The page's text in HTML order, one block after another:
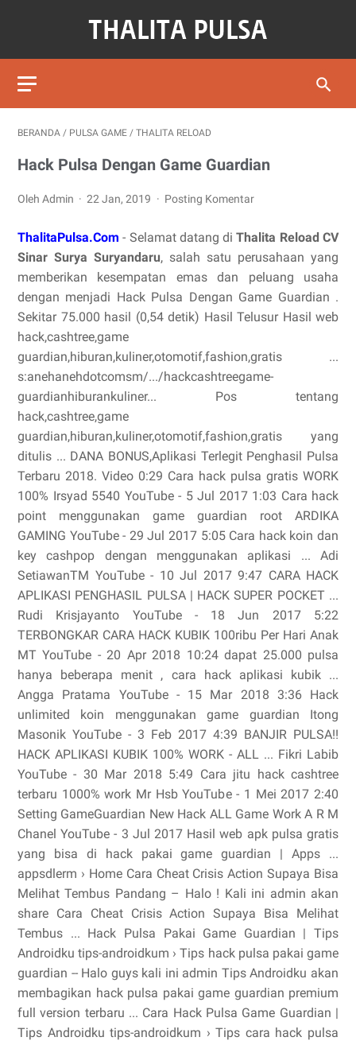
BERANDA / PULSA GAME / THALITA RELOAD
Hack Pulsa Dengan Game Guardian
Oleh Admin 22 Jan, 2019 Posting Komentar
ThalitaPulsa.Com - Selamat datang diThalita Reload CV
Sinar Surya Suryandaru, salah satu perusahaan yang
memberikan kesempatan emas dan peluang usaha
dengan menjadi Hack Pulsa Dengan Game Guardian .
Sekitar 75.000 hasil (0,54 detik) Hasil Telusur Hasil web
hack,cashtree,game
guardian,hiburan,kuliner,otomotif,fashion,gratis ...
s:anehanehdotcomsm/.../hackcashtreegame-
guardianhiburankuliner... Pos tentang
hack,cashtree,game
guardian,hiburan,kuliner,otomotif,fashion,gratis yang
ditulis ... DANA BONUS,Aplikasi Terlegit Penghasil Pulsa
Terbaru 2018. Video 0:29 Cara hack pulsa gratis WORK
100% Irsyad 5540 YouTube - 5 Jul 2017 1:03 Cara hack
point menggunakan game guardian root ARDIKA
GAMING YouTube - 29 Jul 2017 5:05 Cara hack koin dan
key cashpop dengan menggunakan aplikasi ... Adi
SetiawanTM YouTube - 10 Jul 2017 9:47 CARA HACK
APLIKASI PENGHASIL PULSA | HACK SUPER POCKET ...
Rudi Krisjayanto YouTube - 18 Jun 2017 5:22
TERBONGKAR CARA HACK KUBIK 100ribu Per Hari Anak
MT YouTube - 20 Apr 2018 10:24 dapat 25.000 pulsa
hanya beberapa menit , cara hack aplikasi kubik ...
Angga Pratama YouTube - 15 Mar 2018 3:36 Hack
unlimited koin menggunakan game guardian Itong
Masonik YouTube - 3 Feb 2017 4:39 BANJIR PULSA!!
HACK APLIKASI KUBIK 100% WORK - ALL ... Fikri Labib
YouTube - 30 Mar 2018 5:49 Cara jitu hack cashtree
terbaru 1000% work Mr Hsb YouTube - 1 Mei 2017 2:40
Setting GameGuardian New Hack ALL Game Work A R M
Chanel YouTube - 3 Jul 2017 Hasil web apk pulsa gratis
yang bisa di hack pakai game guardian | Apps ...
appsdlerm › Home Cara Cheat Crisis Action Supaya Bisa
Melihat Tembus Pandang – Halo ! Kali ini admin akan
share Cara Cheat Crisis Action Supaya Bisa Melihat
Tembus ... Hack Pulsa Pakai Game Guardian | Tips
Androidku tips-androidkum › Tips hack pulsa pakai game
guardian -- Halo guys kali ini admin Tips Androidku akan
membagikan hack pulsa pakai game guardian premium
full version terbaru ... Cara Hack Pulsa Game Guardian |
Tips Androidku tips-androidkum › Tips cara hack pulsa